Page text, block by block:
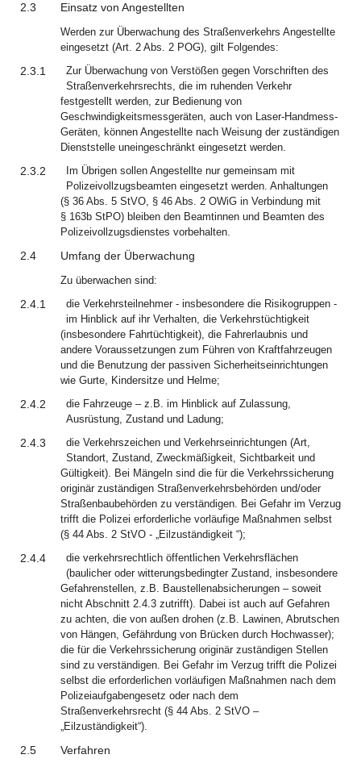
2.3 Einsatz von Angestellten
Werden zur Überwachung des Straßenverkehrs Angestellte
eingesetzt (Art. 2 Abs. 2 POG), gilt Folgendes:
2.3.1
Zur Überwachung von Verstößen gegen Vorschriften des
Straßenverkehrsrechts, die im ruhenden Verkehr
festgestellt werden, zur Bedienung von
Geschwindigkeitsmessgeräten, auch von Laser-Handmess-
Geräten, können Angestellte nach Weisung der zuständigen
Dienststelle uneingeschränkt eingesetzt werden.
2.3.2
Im Übrigen sollen Angestellte nur gemeinsam mit
Polizeivollzugsbeamten eingesetzt werden. Anhaltungen
(§ 36 Abs. 5 StVO, § 46 Abs. 2 OWiG in Verbindung mit
§ 163b StPO) bleiben den Beamtinnen und Beamten des
Polizeivollzugsdienstes vorbehalten.
2.4 Umfang der Überwachung
Zu überwachen sind:
2.4.1
die Verkehrsteilnehmer ‑ insbesondere die Risikogruppen ‑
im Hinblick auf ihr Verhalten, die Verkehrstüchtigkeit
(insbesondere Fahrtüchtigkeit), die Fahrerlaubnis und
andere Voraussetzungen zum Führen von Kraftfahrzeugen
und die Benutzung der passiven Sicherheitseinrichtungen
wie Gurte, Kindersitze und Helme;
2.4.2
die Fahrzeuge – z.B. im Hinblick auf Zulassung,
Ausrüstung, Zustand und Ladung;
2.4.3
die Verkehrszeichen und Verkehrseinrichtungen (Art,
Standort, Zustand, Zweckmäßigkeit, Sichtbarkeit und
Gültigkeit). Bei Mängeln sind die für die Verkehrssicherung
originär zuständigen Straßenverkehrsbehörden und/oder
Straßenbaubehörden zu verständigen. Bei Gefahr im Verzug
trifft die Polizei erforderliche vorläufige Maßnahmen selbst
(§ 44 Abs. 2 StVO - „Eilzuständigkeit “);
2.4.4
die verkehrsrechtlich öffentlichen Verkehrsflächen
(baulicher oder witterungsbedingter Zustand, insbesondere
Gefahrenstellen, z.B. Baustellenabsicherungen – soweit
nicht Abschnitt 2.4.3 zutrifft). Dabei ist auch auf Gefahren
zu achten, die von außen drohen (z.B. Lawinen, Abrutschen
von Hängen, Gefährdung von Brücken durch Hochwasser);
die für die Verkehrssicherung originär zuständigen Stellen
sind zu verständigen. Bei Gefahr im Verzug trifft die Polizei
selbst die erforderlichen vorläufigen Maßnahmen nach dem
Polizeiaufgabengesetz oder nach dem
Straßenverkehrsrecht (§ 44 Abs. 2 StVO –
„Eilzuständigkeit“).
2.5 Verfahren